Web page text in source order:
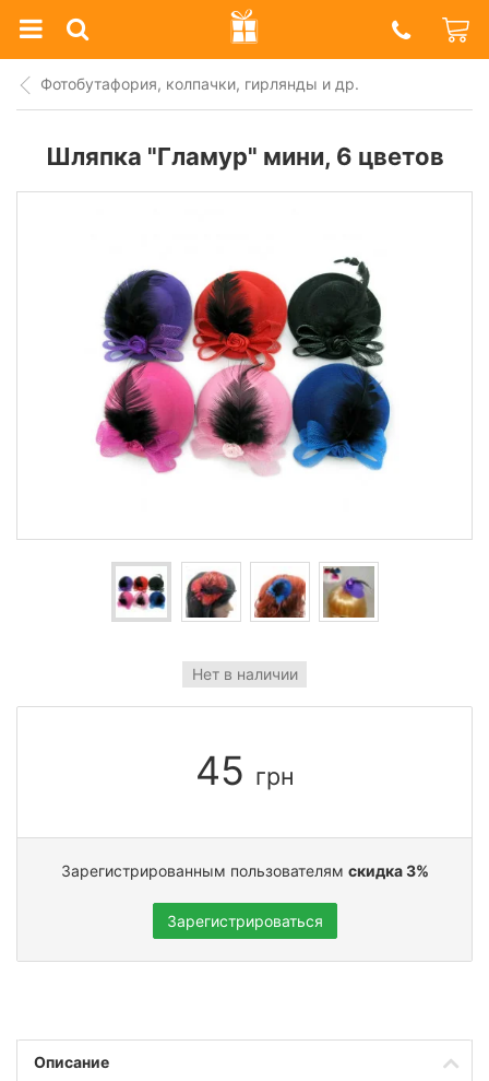
Prazdnik
Shop
Фотобутафория, колпачки, гирлянды и др.
Шляпка "Гламур" мини, 6 цветов
Нет в наличии
45 грн
Зарегистрированным пользователям скидка 3%
Зарегистрироваться
Описание